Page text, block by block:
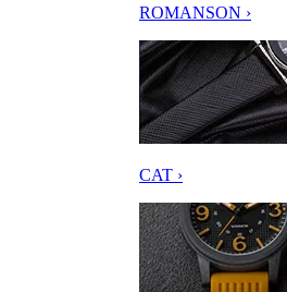
ROMANSON ›
CAT ›